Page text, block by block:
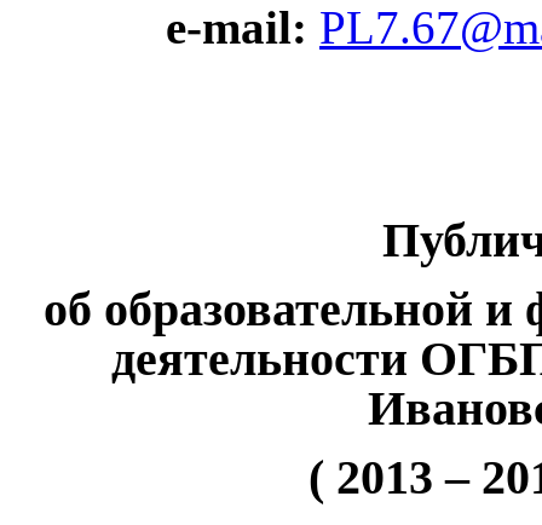
e-mail:
об образовательной
деятельности
( 2013 –